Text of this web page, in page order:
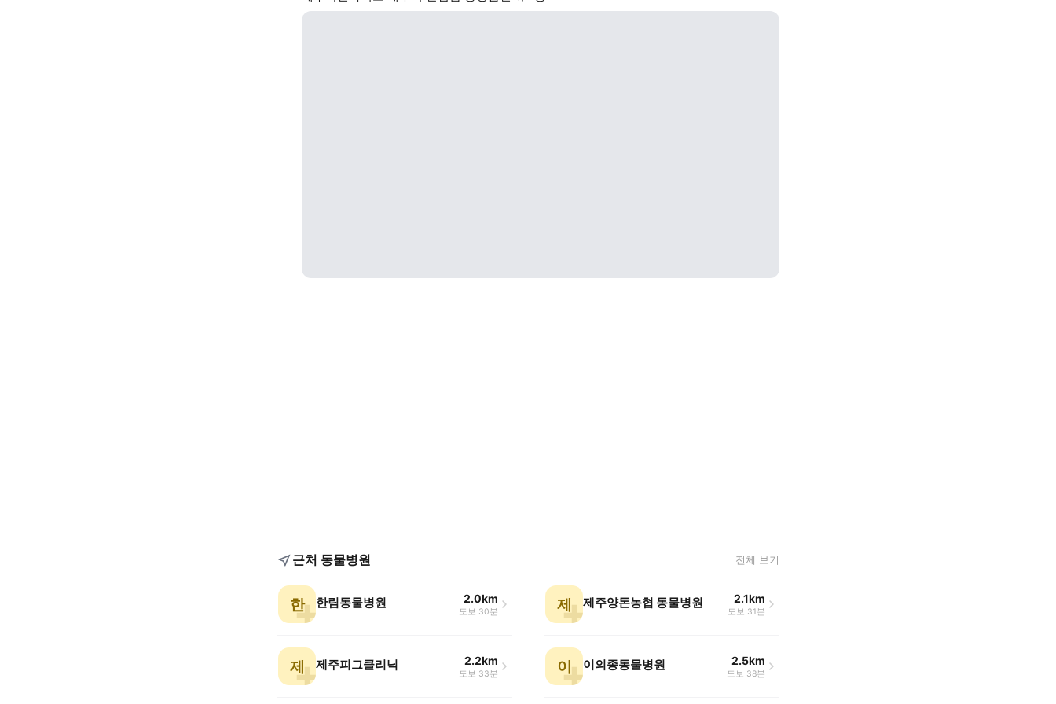
근처 동물병원 전체 보기
한 한림동물병원 2.0km
도보 30분 제 제주양돈농협 동물병원 2.1km
도보 31분
제 제주피그클리닉 2.2km
도보 33분 이 이의종동물병원 2.5km
도보 38분